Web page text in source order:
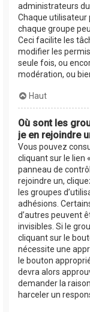
administrateurs
Chaque utilisateur
chaque groupe
Ceci facilite les
modifier les
seule fois, ou
modération, ou
Haut
Où sont les
je en rejoindre
Vous pouvez
cliquant sur le lien
panneau de
rejoindre un,
les groupes
adhésions.
d’autres peuvent
invisibles. Si le
cliquant sur le
nécessite une
le bouton
devra alors
demander la
harceler un